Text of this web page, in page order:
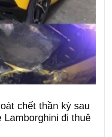
chết thần kỳ sau
đi thuê